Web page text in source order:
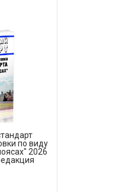
по виду
2026